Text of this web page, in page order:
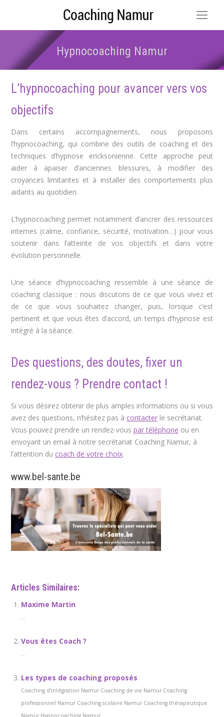
Hypnocoaching Namur
L’hypnocoaching pour avancer vers vos
objectifs
Dans certains accompagnements, nous proposons
l’hypnocoaching, qui combine des outils de coaching et des
techniques d’hypnose ericksonienne. Cette approche peut
aider à apaiser d’anciennes blessures, à modifier des
croyances limitantes et à installer des comportements plus
aidants au quotidien.
L’hypnocoaching permet notamment d’ancrer des ressources
internes (calme, confiance, sécurité, motivation…) pour vous
soutenir dans l’atteinte de vos objectifs et dans votre
évolution personnelle.
Une séance d’hypnocoaching ressemble à une séance de
coaching classique : nous discutons de ce que vous vivez et
de ce que vous souhaitez changer, puis, lorsque c’est
pertinent et que vous êtes d’accord, un temps d’hypnose est
intégré à la séance.
Des questions, des doutes, fixer un
rendez-vous ? Prendre contact !
Si vous désirez obtenir de plus amples informations ou si vous
avez des questions, n’hésitez pas à contacter le secrétariat.
Vous pouvez prendre un rendez-vous par téléphone ou en
envoyant un email à notre secrétariat Coaching Namur, à
l’attention du coach de votre choix.
www.bel-sante.be
Articles Similaires:
Maxime Martin
...
Vous êtes Coach ?
...
Les types de coaching proposés
Coaching d’intégration Namur Coaching de vie Namur Coaching
professionnel Namur Coaching scolaire Namur Coaching thérapeutique
Namur Hypnocoaching Namur...